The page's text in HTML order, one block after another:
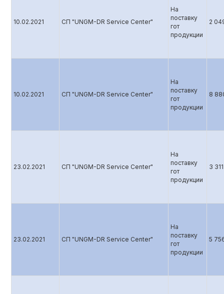
10.02.2021 СП "UNGM-DR Service Center"
На
поставку
гот
продукции
2
10.02.2021 СП "UNGM-DR Service Center"
На
поставку
гот
продукции
8
23.02.2021 СП "UNGM-DR Service Center"
На
поставку
гот
продукции
3 311
23.02.2021 СП "UNGM-DR Service Center"
На
поставку
гот
продукции
5